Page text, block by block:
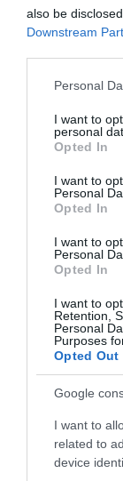
also be
Downstream
Please note
not limited to
grant or deny
use your data
consent section.
Personal
I want to
personal
Opted In
I want to
Personal
Opted In
I want to
Personal
Opted In
I want to
Retention,
Personal
Purposes
Opted Out
Google
I want to
related to
device
07.08.2026 | 21:40
Εύβοια:
για τρακτέρ
07.08.2026 | 21:20
Τραγωδία
ανασύρθηκε
του από τη
07.08.2026 | 20:40
Καιρός: Πολύ
σήμερα στην